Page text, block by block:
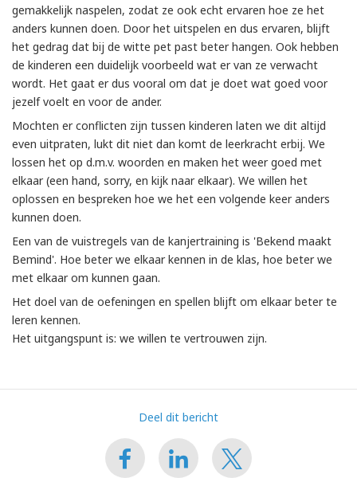
gemakkelijk naspelen, zodat ze ook echt ervaren hoe ze het
anders kunnen doen. Door het uitspelen en dus ervaren, blijft
het gedrag dat bij de witte pet past beter hangen. Ook hebben
de kinderen een duidelijk voorbeeld wat er van ze verwacht
wordt. Het gaat er dus vooral om dat je doet wat goed voor
jezelf voelt en voor de ander.
Mochten er conflicten zijn tussen kinderen laten we dit altijd
even uitpraten, lukt dit niet dan komt de leerkracht erbij. We
lossen het op d.m.v. woorden en maken het weer goed met
elkaar (een hand, sorry, en kijk naar elkaar). We willen het
oplossen en bespreken hoe we het een volgende keer anders
kunnen doen.
Een van de vuistregels van de kanjertraining is 'Bekend maakt
Bemind'. Hoe beter we elkaar kennen in de klas, hoe beter we
met elkaar om kunnen gaan.
Het doel van de oefeningen en spellen blijft om elkaar beter te
leren kennen.
Het uitgangspunt is: we willen te vertrouwen zijn.
Deel dit bericht